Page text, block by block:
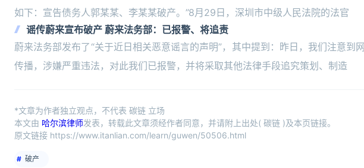
如下：宣告债务人郭某某、李某某破产。”8月29日，深圳市中级人民法院的法官
谣传蔚来宣布破产 蔚来法务部：已报警、将追责
蔚来法务部发布了“关于近日相关恶意谣言的声明”，其中提到：昨日，我们注意到
传播，涉嫌严重违法，对此我们已报警，并将采取其他法律手段追究策划、制造
*文章为作者独立观点，不代表 碳链 立场
本文由 哈尔滨律师发表，转载此文章须经作者同意，并请附上出处( 碳链 )及本页链接。
原文链接 https://www.itanlian.com/learn/guwen/50506.html
破产